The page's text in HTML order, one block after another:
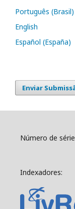
Português (Brasil)
English
Español (España)
Enviar
Número de
Indexadores: